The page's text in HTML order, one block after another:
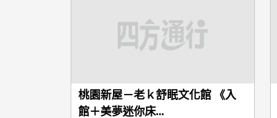
桃園新屋－老ｋ舒眠文化館 《入
館＋美夢迷你床...